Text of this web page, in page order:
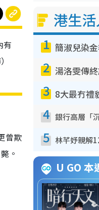
有
曾欺
。
港生
1
2
3
4
5
U GO 本